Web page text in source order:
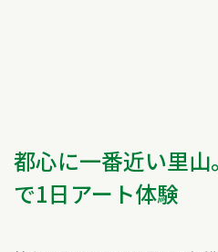
都心に一番近い里
で1日アート体験